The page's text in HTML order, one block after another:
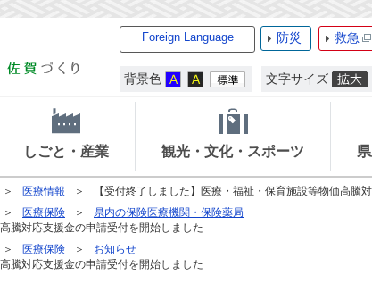
Foreign Language 防災 救急
背景色 文字サイズ
しごと・産業 観光・文化・スポーツ
医療情報
【受付終了しました】医療・福祉・保育施設等物価高騰
医療保険
県内の保険医療機関・保険薬局
騰対応支援金の申請受付を開始しました
医療保険
お知らせ
騰対応支援金の申請受付を開始しました